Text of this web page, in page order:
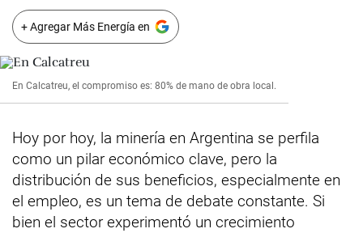
+ Agregar Más Energía en
En Calcatreu, el compromiso es: 80% de mano de obra local.
Hoy por hoy, la minería en Argentina se perfila
como un pilar económico clave, pero la
distribución de sus beneficios, especialmente en
el empleo, es un tema de debate constante. Si
bien el sector experimentó un crecimiento